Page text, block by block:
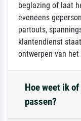
beglazing of laat
eveneens
partouts,
klantendienst
ontwerpen van
Hoe weet ik
passen?